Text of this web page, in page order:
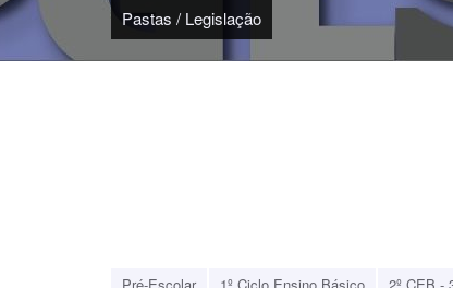
Pastas / Legislação